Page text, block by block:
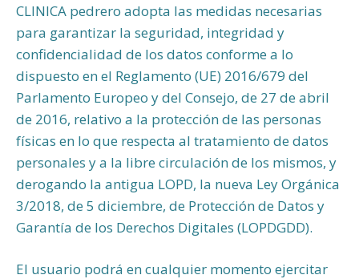
CLINICA pedrero adopta las medidas necesarias
para garantizar la seguridad, integridad y
confidencialidad de los datos conforme a lo
dispuesto en el Reglamento (UE) 2016/679 del
Parlamento Europeo y del Consejo, de 27 de abril
de 2016, relativo a la protección de las personas
físicas en lo que respecta al tratamiento de datos
personales y a la libre circulación de los mismos, y
derogando la antigua LOPD, la nueva Ley Orgánica
3/2018, de 5 diciembre, de Protección de Datos y
Garantía de los Derechos Digitales (LOPDGDD).
El usuario podrá en cualquier momento ejercitar